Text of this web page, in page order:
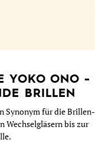
YOKO ONO -
BRILLEN
Synonym für die Brillen-
Wechselgläsern bis zur